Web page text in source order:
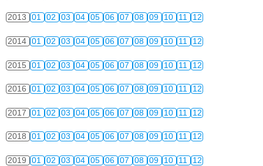
2013 01 02 03 04 05 06 07 08 09 10 11 12
2014 01 02 03 04 05 06 07 08 09 10 11 12
2015 01 02 03 04 05 06 07 08 09 10 11 12
2016 01 02 03 04 05 06 07 08 09 10 11 12
2017 01 02 03 04 05 06 07 08 09 10 11 12
2018 01 02 03 04 05 06 07 08 09 10 11 12
2019 01 02 03 04 05 06 07 08 09 10 11 12